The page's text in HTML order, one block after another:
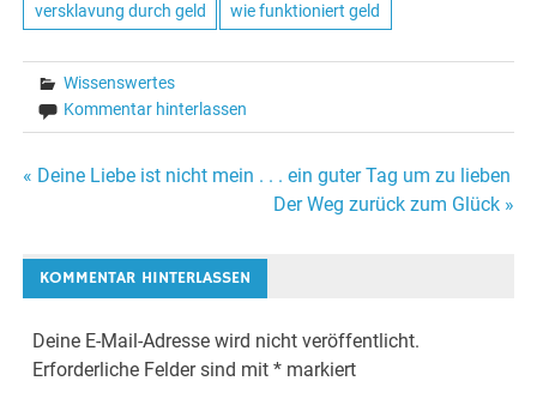
versklavung durch geld wie funktioniert geld
Wissenswertes
Kommentar hinterlassen
Navigation
« Deine Liebe ist nicht mein . . . ein guter Tag um zu lieben
Der Weg zurück zum Glück »
KOMMENTAR HINTERLASSEN
Deine E-Mail-Adresse wird nicht veröffentlicht.
Erforderliche Felder sind mit* markiert